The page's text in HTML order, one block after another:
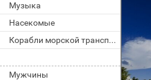
Музыка
Насекомые
Корабли морской транспорт
Мужчины